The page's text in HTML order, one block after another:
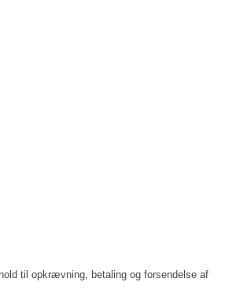
til opkrævning, betaling og forsendelse af